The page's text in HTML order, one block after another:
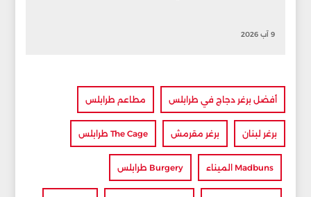
9 آب 2026
أفضل برغر دجاج في طرابلس مطاعم طرابلس
برغر لبنان برغر مقرمش The Cage طرابلس
Madbuns الميناء Burgery طرابلس